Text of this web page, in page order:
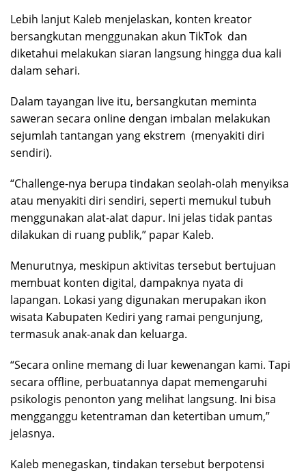
Lebih lanjut Kaleb menjelaskan, konten kreator
bersangkutan menggunakan akun TikTok dan
diketahui melakukan siaran langsung hingga dua kali
dalam sehari.
Dalam tayangan live itu, bersangkutan meminta
saweran secara online dengan imbalan melakukan
sejumlah tantangan yang ekstrem (menyakiti diri
sendiri).
“Challenge-nya berupa tindakan seolah-olah menyiksa
atau menyakiti diri sendiri, seperti memukul tubuh
menggunakan alat-alat dapur. Ini jelas tidak pantas
dilakukan di ruang publik,” papar Kaleb.
Menurutnya, meskipun aktivitas tersebut bertujuan
membuat konten digital, dampaknya nyata di
lapangan. Lokasi yang digunakan merupakan ikon
wisata Kabupaten Kediri yang ramai pengunjung,
termasuk anak-anak dan keluarga.
“Secara online memang di luar kewenangan kami. Tapi
secara offline, perbuatannya dapat memengaruhi
psikologis penonton yang melihat langsung. Ini bisa
mengganggu ketentraman dan ketertiban umum,”
jelasnya.
Kaleb menegaskan, tindakan tersebut berpotensi